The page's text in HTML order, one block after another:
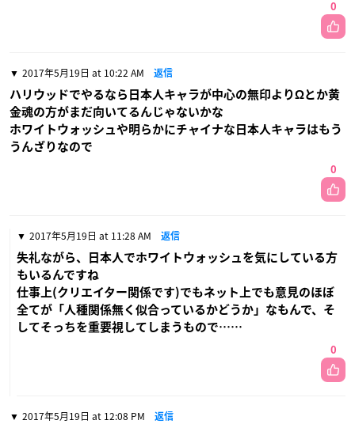
0
2017年5月19日 at 10:22 AM 返信
ハリウッドでやるなら日本人キャラが中心の無印よりΩとか黄
金魂の方がまだ向いてるんじゃないかな
ホワイトウォッシュや明らかにチャイナな日本人キャラはもう
うんざりなので
0
2017年5月19日 at 11:28 AM 返信
失礼ながら、日本人でホワイトウォッシュを気にしている方
もいるんですね
仕事上(クリエイター関係です)でもネット上でも意見のほぼ
全てが「人種関係無く似合っているかどうか」なもんで、そ
してそっちを重要視してしまうもので……
0
2017年5月19日 at 12:08 PM 返信